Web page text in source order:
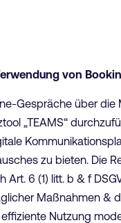
von
Gespräche über
„TEAMS“
zu bieten. Die
6 (1) litt. b & f
Maßnahmen &
Nutzung